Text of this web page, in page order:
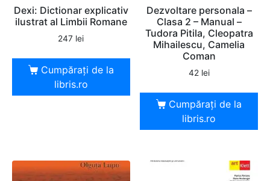
Dexi: Dictionar explicativ
ilustrat al Limbii Romane
247 lei
Cumpărați de la
libris.ro
Dezvoltare personala –
Clasa 2 – Manual –
Tudora Pitila, Cleopatra
Mihailescu, Camelia
Coman
42 lei
Cumpărați de la
libris.ro